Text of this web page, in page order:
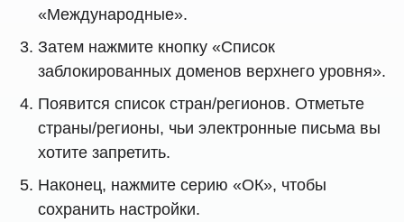
«Международные».
Затем нажмите кнопку «Список
заблокированных доменов верхнего уровня».
Появится список стран/регионов. Отметьте
страны/регионы, чьи электронные письма вы
хотите запретить.
Наконец, нажмите серию «ОК», чтобы
сохранить настройки.